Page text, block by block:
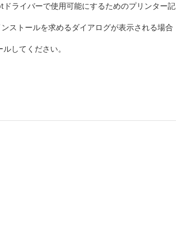
ライバーで使用可能にするためのプリンター記
ストールを求めるダイアログが表示される場合
してください。